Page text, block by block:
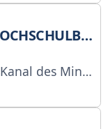
FORSCHUNG
und wissenschaftliche Forschung